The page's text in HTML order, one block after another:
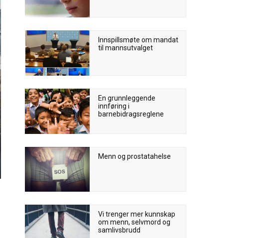
Innspillsmøte om mandat
til mannsutvalget
En grunnleggende
innføring i
barnebidragsreglene
Menn og prostatahelse
Vi trenger mer kunnskap
om menn, selvmord og
samlivsbrudd